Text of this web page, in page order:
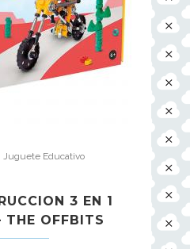
Juguete Educativo
3 EN 1
THE OFFBITS